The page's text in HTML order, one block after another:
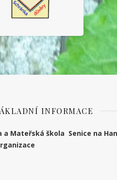
INFORMACE
a Mateřská škola Senice na